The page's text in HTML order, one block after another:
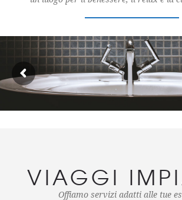
VIAGGI
Offiamo servizi adatti alle tue